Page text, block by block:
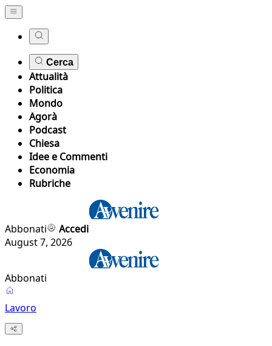
Cerca
Attualità
Politica
Mondo
Agorà
Podcast
Chiesa
Idee e Commenti
Economia
Rubriche
Abbonati
Accedi
August 7, 2026
Abbonati
Lavoro